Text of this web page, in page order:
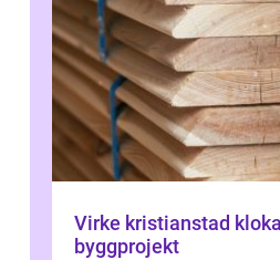
Virke kristianstad kloka val för hållbara
byggprojekt